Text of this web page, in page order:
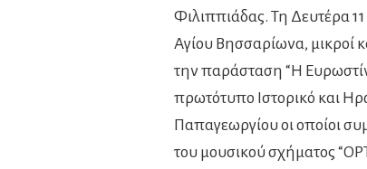
Φιλιππιάδας. Τη Δευτέρα
Αγίου Βησσαρίωνα, μικροί
την παράσταση “Η
πρωτότυπο Ιστορικό και
Παπαγεωργίου οι οποίοι
του μουσικού σχήματος